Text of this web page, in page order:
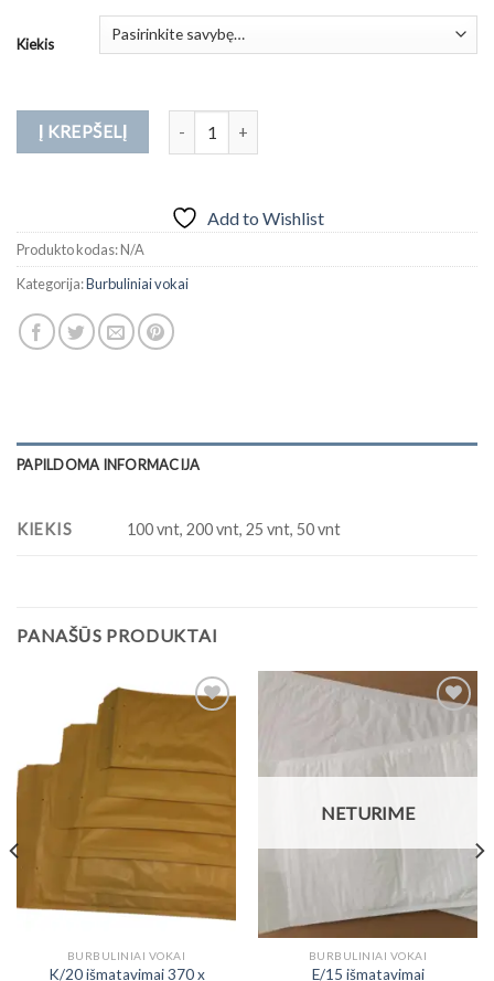
1.79 €
through
Kiekis
Į KREPŠELĮ
Add to Wishlist
Produkto kodas:N/A
Kategorija:Burbuliniai vokai
PAPILDOMA INFORMACIJA
KIEKIS 100 vnt, 200 vnt, 25 vnt, 50 vnt
PANAŠŪS PRODUKTAI
Add to
Wishlist
BURBULINIAI VOKAI
K/20 išmatavimai 370 x
Wishlist
NETURIME
BURBULINIAI VOKAI
E/15 išmatavimai